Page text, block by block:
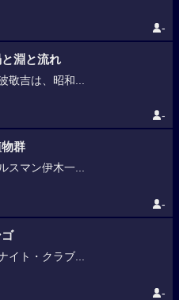
-
淵と流れ
敬吉は、昭和...
-
群
スマン伊木一...
-
イト・クラブ...
-